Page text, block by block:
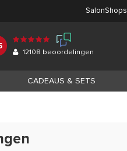
SalonShops
12108 beoordelingen
CADEAUS & SETS